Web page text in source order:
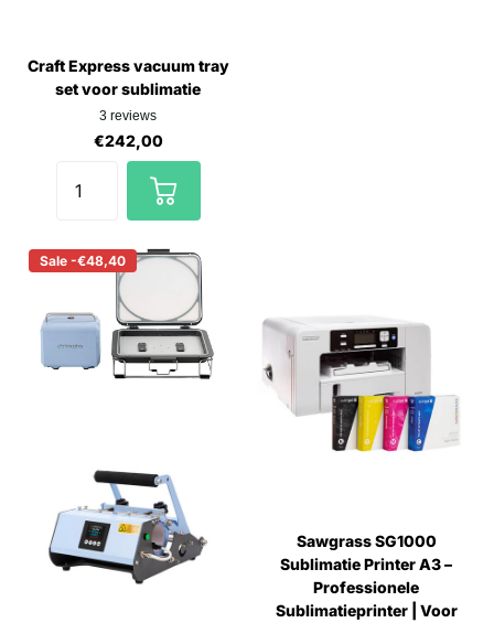
Craft Express vacuum tray
set voor sublimatie
3 reviews
€242,00
Sale -€48,40
Sawgrass SG1000
Sublimatie Printer A3 –
Professionele
Sublimatieprinter | Voor